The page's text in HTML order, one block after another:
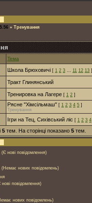
» Тренування
Тема
Школа Брюховичі [ 1 2 3 … 11 12 13 ]
Тракт Глинянський
Тренировка на Лагере [ 1 2 ]
Рясне "Хімсільмаш" [ 1 2 3 4 5 ]
Тренування
Ігри на Тец, Сихівський ліс [ 1 2 3 4
5 тем. На сторінці показано 5 тем.
нові повідомлення)
(Немає нових повідомлень)
повідомлення)
нових повідомлень)